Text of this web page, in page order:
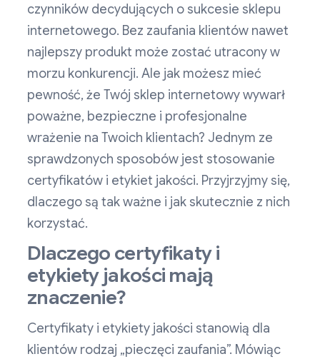
czynników decydujących o sukcesie sklepu
internetowego. Bez zaufania klientów nawet
najlepszy produkt może zostać utracony w
morzu konkurencji. Ale jak możesz mieć
pewność, że Twój sklep internetowy wywarł
poważne, bezpieczne i profesjonalne
wrażenie na Twoich klientach? Jednym ze
sprawdzonych sposobów jest stosowanie
certyfikatów i etykiet jakości. Przyjrzyjmy się,
dlaczego są tak ważne i jak skutecznie z nich
korzystać.
Dlaczego certyfikaty i
etykiety jakości mają
znaczenie?
Certyfikaty i etykiety jakości stanowią dla
klientów rodzaj „pieczęci zaufania”. Mówiąc